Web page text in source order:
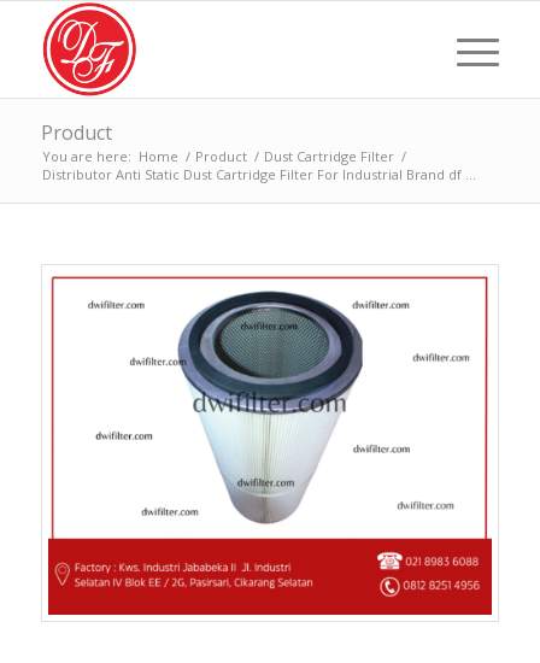
Product
You are here: Home / Product / Dust Cartridge Filter /
Distributor Anti Static Dust Cartridge Filter For Industrial Brand df ...